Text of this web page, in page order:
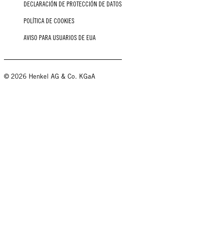
DECLARACIÓN DE PROTECCIÓN DE DATOS
POLÍTICA DE COOKIES
AVISO PARA USUARIOS DE EUA
© 2026 Henkel AG & Co. KGaA